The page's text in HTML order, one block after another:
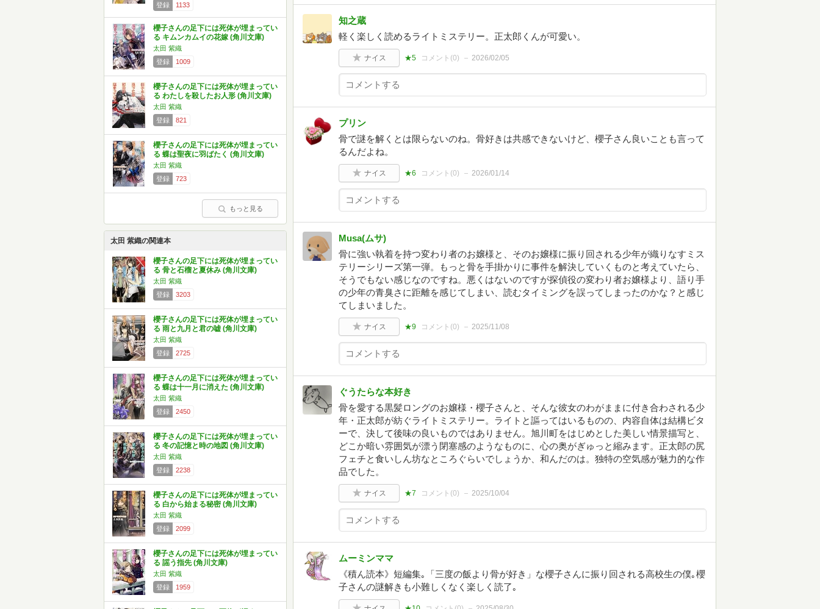
登録
1133
櫻子さんの足下には死体が埋まってい
る キムンカムイの花嫁 (角川文庫)
太田 紫織
登録
1009
櫻子さんの足下には死体が埋まってい
る わたしを殺したお人形 (角川文庫)
太田 紫織
登録
821
櫻子さんの足下には死体が埋まってい
る 蝶は聖夜に羽ばたく (角川文庫)
太田 紫織
登録
723
もっと見る
太田 紫織の関連本
櫻子さんの足下には死体が埋まってい
る 骨と石榴と夏休み (角川文庫)
太田 紫織
登録
3203
櫻子さんの足下には死体が埋まってい
る 雨と九月と君の嘘 (角川文庫)
太田 紫織
登録
2725
櫻子さんの足下には死体が埋まってい
る 蝶は十一月に消えた (角川文庫)
太田 紫織
登録
2450
櫻子さんの足下には死体が埋まってい
る 冬の記憶と時の地図 (角川文庫)
太田 紫織
登録
2238
櫻子さんの足下には死体が埋まってい
る 白から始まる秘密 (角川文庫)
太田 紫織
登録
2099
櫻子さんの足下には死体が埋まってい
る 謡う指先 (角川文庫)
太田 紫織
登録
1959
知之蔵
軽く楽しく読めるライトミステリー。正太郎くんが可愛い。
ナイス ★5 コメント(0) 2026/02/05
プリン
骨で謎を解くとは限らないのね。骨好きは共感できないけど、櫻子さん良いことも言って
るんだよね。
ナイス ★6 コメント(0) 2026/01/14
Musa(ムサ)
骨に強い執着を持つ変わり者のお嬢様と、そのお嬢様に振り回される少年が織りなすミス
テリーシリーズ第一弾。もっと骨を手掛かりに事件を解決していくものと考えていたら、
そうでもない感じなのですね。悪くはないのですが探偵役の変わり者お嬢様より、語り手
の少年の青臭さに距離を感じてしまい、読むタイミングを誤ってしまったのかな？と感じ
てしまいました。
ナイス ★9 コメント(0) 2025/11/08
ぐうたらな本好き
骨を愛する黒髪ロングのお嬢様・櫻子さんと、そんな彼女のわがままに付き合わされる少
年・正太郎が紡ぐライトミステリー。ライトと謳ってはいるものの、内容自体は結構ビタ
ーで、決して後味の良いものではありません。旭川町をはじめとした美しい情景描写と、
どこか暗い雰囲気が漂う閉塞感のようなものに、心の奥がぎゅっと縮みます。正太郎の尻
フェチと食いしん坊なところぐらいでしょうか、和んだのは。独特の空気感が魅力的な作
品でした。
ナイス ★7 コメント(0) 2025/10/04
ムーミンママ
《積ん読本》短編集｡「三度の飯より骨が好き」な櫻子さんに振り回される高校生の僕｡櫻
子さんの謎解きも小難しくなく楽しく読了｡